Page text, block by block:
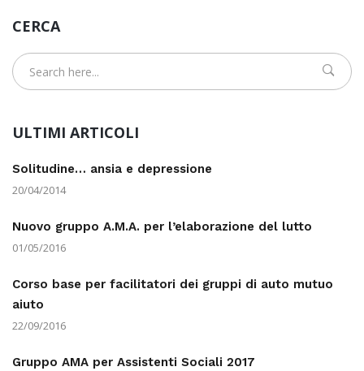
CERCA
ULTIMI ARTICOLI
Solitudine… ansia e depressione
20/04/2014
Nuovo gruppo A.M.A. per l’elaborazione del lutto
01/05/2016
Corso base per facilitatori dei gruppi di auto mutuo
aiuto
22/09/2016
Gruppo AMA per Assistenti Sociali 2017